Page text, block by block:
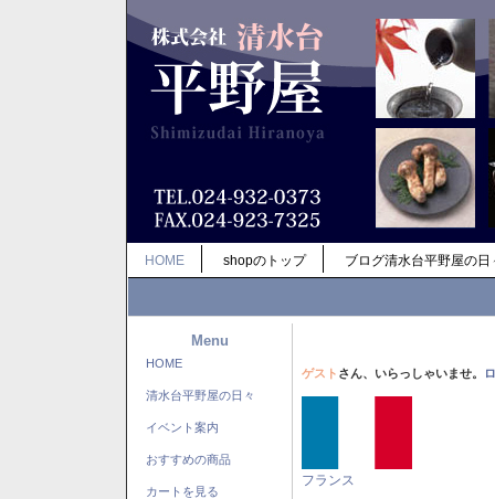
HOME shopのトップ ブログ清水台平野屋の日
Menu
HOME
清水台平野屋の日々
イベント案内
おすすめの商品
カートを見る
ゲスト さん、いらっしゃいませ。
フランス